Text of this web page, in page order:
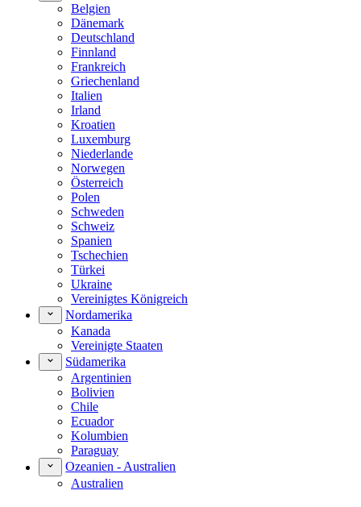
Belgien
Dänemark
Deutschland
Finnland
Frankreich
Griechenland
Italien
Irland
Kroatien
Luxemburg
Niederlande
Norwegen
Österreich
Polen
Schweden
Schweiz
Spanien
Tschechien
Türkei
Ukraine
Vereinigtes Königreich
Nordamerika
Kanada
Vereinigte Staaten
Südamerika
Argentinien
Bolivien
Chile
Ecuador
Kolumbien
Paraguay
Ozeanien - Australien
Australien